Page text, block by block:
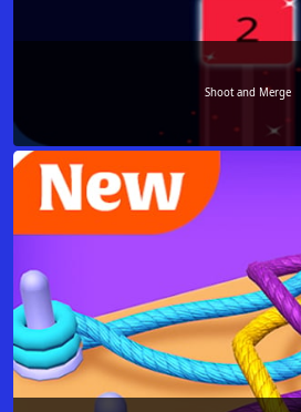
Shoot and Merge